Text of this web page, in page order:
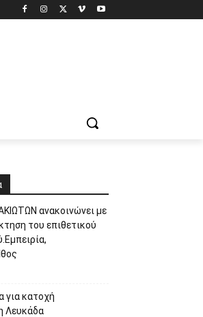
ανακοινώνει με
του επιθετικού
για κατοχή
Λευκάδα